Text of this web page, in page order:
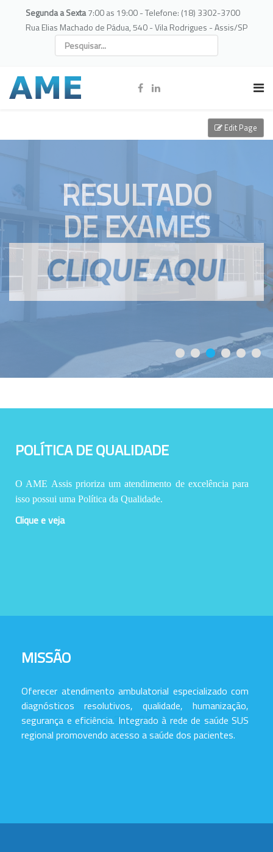
Segunda a Sexta7:00 as 19:00 - Telefone: (18) 3302-3700
Rua Elias Machado de Pádua, 540 - Vila Rodrigues - Assis/SP
POLÍTICA DE QUALIDADE
O AME Assis prioriza um atendimento de excelência para
isso possui uma Política da Qualidade.
Clique e veja
MISSÃO
Oferecer atendimento ambulatorial especializado com
diagnósticos resolutivos, qualidade, humanização,
segurança e eficiência. Integrado à rede de saúde SUS
regional promovendo acesso a saúde dos pacientes.
Edit Page